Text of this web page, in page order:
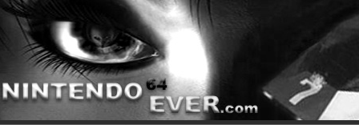
Warning: Undefined array key "HTTP_REFERER" in /
Warning: Undefined array key "HTTP_REFERER" in /